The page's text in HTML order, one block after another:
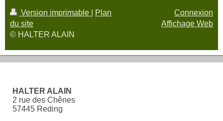
Version imprimable
Plan
du site
© HALTER ALAIN
Connexion
Affichage Web
HALTER ALAIN
2 rue des Chênes
57445 Reding